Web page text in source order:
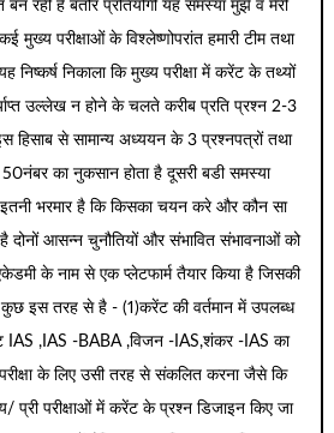
बन रही है बतौर प्रतियोगी यह समस्या मुझे व मेरी
मुख्य परीक्षाओं के विश्लेष्णोपरांत हमारी टीम तथा
निष्कर्ष निकाला कि मुख्य परीक्षा में करेंट के तथ्यों
उल्लेख न होने के चलते करीब प्रति प्रश्न 2-3
हिसाब से सामान्य अध्ययन के 3 प्रश्नपत्रों तथा
का नुकसान होता है दूसरी बडी समस्या
भरमार है कि किसका चयन करे और कौन सा
दोनों आसन्न चुनौतियों और संभावित संभावनाओं को
के नाम से एक प्लेटफार्म तैयार किया है जिसकी
कुछ इस तरह से है - (1)करेंट की वर्तमान में उपलब्ध
IAS ,IAS -BABA ,विजन -IAS,शंकर -IAS का
के लिए उसी तरह से संकलित करना जैसे कि
परीक्षाओं में करेंट के प्रश्न डिजाइन किए जा